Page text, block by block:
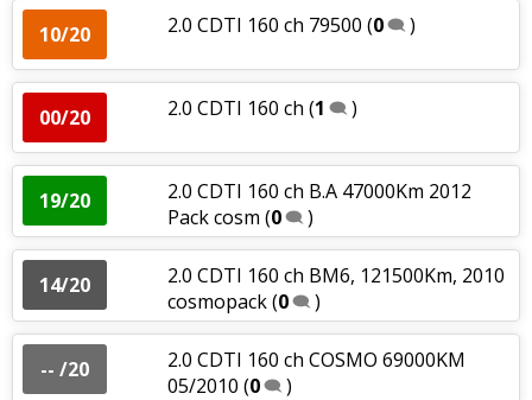
10/20 2.0 CDTI 160 ch 79500 (0 )
00/20 2.0 CDTI 160 ch (1 )
19/20
2.0 CDTI 160 ch B.A 47000Km 2012
Pack cosm (0 )
14/20
2.0 CDTI 160 ch BM6, 121500Km, 2010
cosmopack(0 )
-- /20
2.0 CDTI 160 ch COSMO 69000KM
05/2010 (0 )